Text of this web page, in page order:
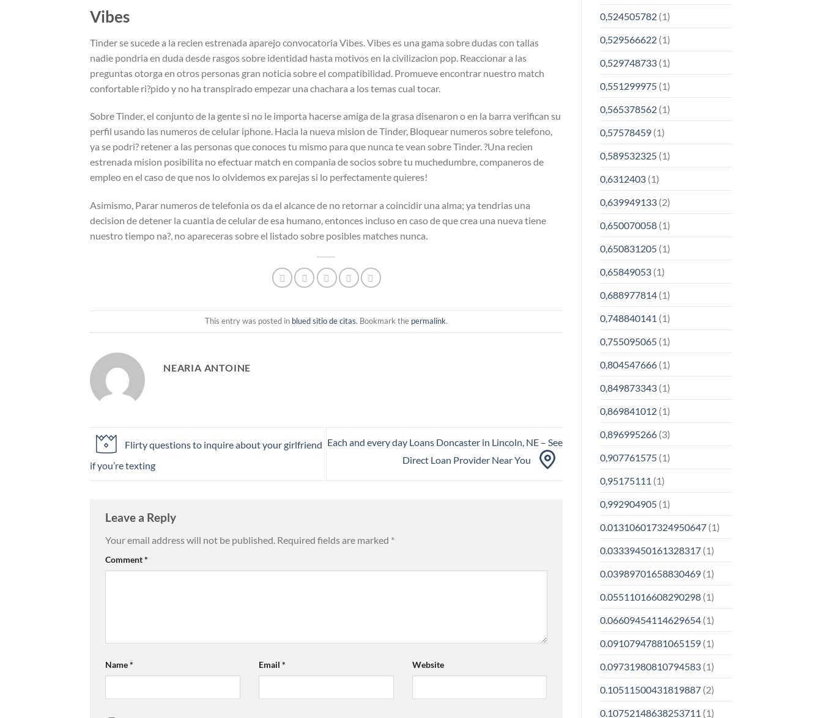
Vibes
Tinder se sucede a la recien estrenada aparejo convocatoria Vibes. Vibes es una gama sobre dudas con tallas
nadie pondri­a en duda desde rasgos sobre identidad hasta motivos en la civilizacion pop. Reaccionar a las
preguntas otorga en otros personas gran noticia sobre el compatibilidad. Promueve encontrar nuestro match
confortable ri?pido y no ha transpirado empezar una chachara a los temas cual tocar.
Sobre Tinder, el conjunto de la gente si no le importa hacerse amiga de la grasa disenaron o en la barra verifican su
perfil usando las numeros de celular iphone. Hacia la nueva mision de Tinder, Bloquear numeros sobre telefono,
ya se podri? retener a las personas que conoces tu mismo para que nunca te vean sobre Tinder. ?Una recien
estrenada mision posibilita no efectuar match en compania de socios sobre tu muchedumbre, companeros de
empleo en el caso de que nos lo olvidemos ex parejas si lo perfectamente quieres!
Asimismo, Parar numeros de telefonia os da el alcance de no retornar a coincidir una alma; ya tendri­as una
decision de detener la cuantia de celular de esa humano, entonces incluso en caso de que crea una nueva tiene
nuestro tiempo na?, no apareceras sobre el listado sobre posibles matches nunca.
This entry was posted in blued sitio de citas. Bookmark the permalink.
NEARIA ANTOINE
Flirty questions to inquire about your girlfriend
if you’re texting
Each and every day Loans Doncaster in Lincoln, NE – See
Direct Loan Provider Near You
Leave a Reply
Your email address will not be published. Required fields are marked *
Comment*
Name* Email * Website
0,524505782(1)
0,529566622(1)
0,529748733(1)
0,551299975(1)
0,565378562(1)
0,57578459(1)
0,589532325(1)
0,6312403(1)
0,639949133(2)
0,650070058(1)
0,650831205(1)
0,65849053(1)
0,688977814(1)
0,748840141 (1)
0,755095065(1)
0,804547666(1)
0,849873343(1)
0,869841012(1)
0,896995266(3)
0,907761575(1)
0,95175111 (1)
0,992904905(1)
0.013106017324950647(1)
0.03339450161328317(1)
0.03989701658830469(1)
0.05511016608290298(1)
0.06609454114629654(1)
0.09107947881065159(1)
0.09731980810794583(1)
0.10511500431819887(2)
0.10752148638253711 (1)